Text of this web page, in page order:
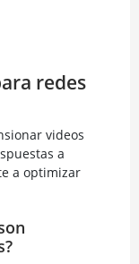
redes
videos
a
a optimizar